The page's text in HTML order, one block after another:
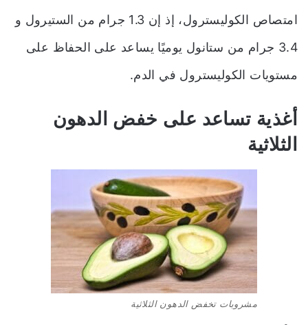
امتصاص الكوليسترول، إذ إن 1.3 جرام من الستيرول و
3.4 جرام من ستانول يوميًا يساعد على الحفاظ على
مستويات الكوليسترول في الدم.
أغذية تساعد على خفض الدهون
الثلاثية
مشروبات تخفض الدهون الثلاثية